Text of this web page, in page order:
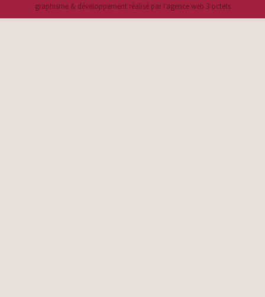
graphisme & développement réalisé par l‘agence web 3 octets